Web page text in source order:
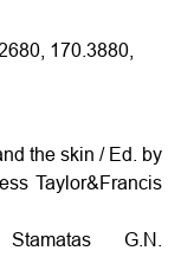
170.3880,
the skin / Ed. by
Taylor&Francis
G.N.